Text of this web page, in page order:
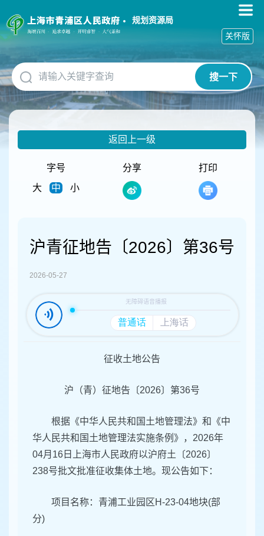
障
碍
作
说
明
跳
到
网
规划资源局
搜一下
关怀版
返回上一级
字号
大
中 小
分享 打印
沪青征地告〔2026〕第36号
2026-05-27
征收土地公告
沪（青）征地告〔2026〕第36号
根据《中华人民共和国土地管理法》和《中
华人民共和国土地管理法实施条例》，2026年
04月16日上海市人民政府以沪府土〔2026〕
238号批文批准征收集体土地。现公告如下：
项目名称：青浦工业园区H-23-04地块(部
分)